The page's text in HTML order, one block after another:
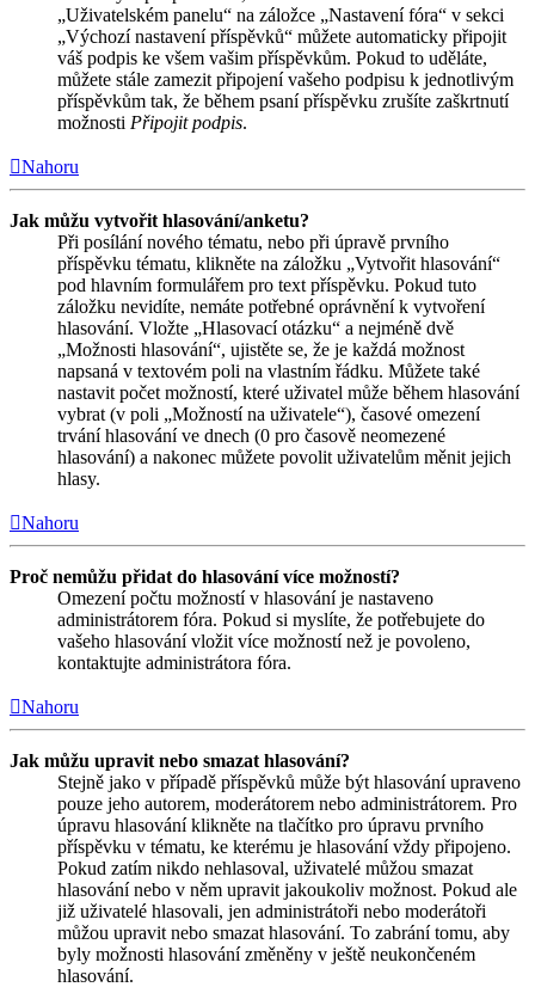
„Uživatelském panelu“ na záložce „Nastavení fóra“ v sekci
„Výchozí nastavení příspěvků“ můžete automaticky připojit
váš podpis ke všem vašim příspěvkům. Pokud to uděláte,
můžete stále zamezit připojení vašeho podpisu k jednotlivým
příspěvkům tak, že během psaní příspěvku zrušíte zaškrtnutí
možnosti Připojit podpis.
Nahoru
Jak můžu vytvořit hlasování/anketu?
Při posílání nového tématu, nebo při úpravě prvního
příspěvku tématu, klikněte na záložku „Vytvořit hlasování“
pod hlavním formulářem pro text příspěvku. Pokud tuto
záložku nevidíte, nemáte potřebné oprávnění k vytvoření
hlasování. Vložte „Hlasovací otázku“ a nejméně dvě
„Možnosti hlasování“, ujistěte se, že je každá možnost
napsaná v textovém poli na vlastním řádku. Můžete také
nastavit počet možností, které uživatel může během hlasování
vybrat (v poli „Možností na uživatele“), časové omezení
trvání hlasování ve dnech (0 pro časově neomezené
hlasování) a nakonec můžete povolit uživatelům měnit jejich
hlasy.
Nahoru
Proč nemůžu přidat do hlasování více možností?
Omezení počtu možností v hlasování je nastaveno
administrátorem fóra. Pokud si myslíte, že potřebujete do
vašeho hlasování vložit více možností než je povoleno,
kontaktujte administrátora fóra.
Nahoru
Jak můžu upravit nebo smazat hlasování?
Stejně jako v případě příspěvků může být hlasování upraveno
pouze jeho autorem, moderátorem nebo administrátorem. Pro
úpravu hlasování klikněte na tlačítko pro úpravu prvního
příspěvku v tématu, ke kterému je hlasování vždy připojeno.
Pokud zatím nikdo nehlasoval, uživatelé můžou smazat
hlasování nebo v něm upravit jakoukoliv možnost. Pokud ale
již uživatelé hlasovali, jen administrátoři nebo moderátoři
můžou upravit nebo smazat hlasování. To zabrání tomu, aby
byly možnosti hlasování změněny v ještě neukončeném
hlasování.